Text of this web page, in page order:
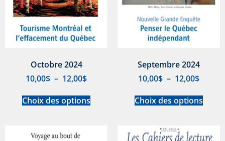
Octobre 2024
10,00$ – 12,00$
Choix des options
Septembre 2024
10,00$ – 12,00$
Choix des options